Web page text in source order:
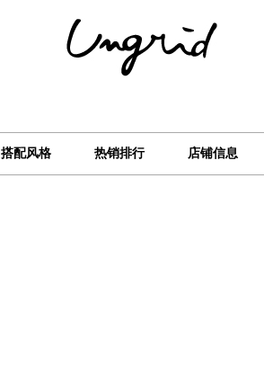
搭配风格 热销排行 店铺信息